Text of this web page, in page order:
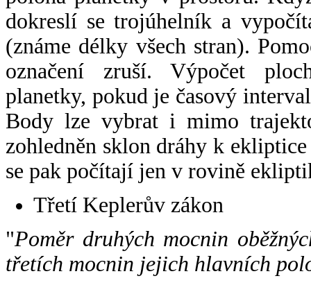
dokreslí se trojúhelník a
(známe délky všech stran).
označení zruší. Výpočet
planetky, pokud je časový
Body lze vybrat i mimo
zohledněn sklon dráhy k
se pak počítají jen v rovině
Třetí Keplerův zákon
"Poměr druhých mocnin
třetích mocnin jejich hlavních